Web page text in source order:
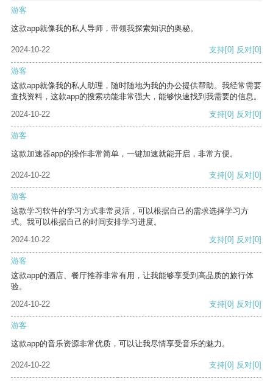
游客
这款app就像我的私人导师，带领我探索知识的奥秘。
2024-10-22 支持[0] 反对[0]
游客
这款app就像我的私人助理，随时随地为我的办公提供帮助。我经常需要
查找资料，这款app的搜索功能非常强大，能够快速找到我需要的信息。
2024-10-22
支持[0] 反对[0]
游客
这款加速器app的操作非常简单，一键加速就能开启，非常方便。
2024-10-22 支持[0] 反对[0]
游客
这款学习软件的学习方式非常灵活，可以根据自己的需求选择学习方
式。我可以根据自己的时间安排学习进度。
2024-10-22
支持[0] 反对[0]
游客
这款app的酒店、餐厅推荐非常有用，让我能够享受到高品质的旅行体
验。
2024-10-22
支持[0] 反对[0]
游客
这款app的音乐资源非常优质，可以让我尽情享受音乐的魅力。
2024-10-22 支持[0] 反对[0]